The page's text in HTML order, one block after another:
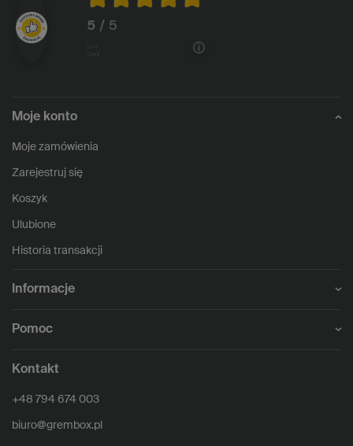
5 / 5
Moje konto
Moje zamówienia
Zarejestruj się
Koszyk
Ulubione
Historia transakcji
Informacje
Pomoc
Kontakt
+48 794 674 003
biuro@grembox.pl